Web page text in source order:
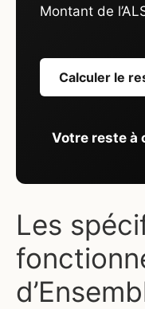
Montant de
Calculer le
Votre reste à
Les